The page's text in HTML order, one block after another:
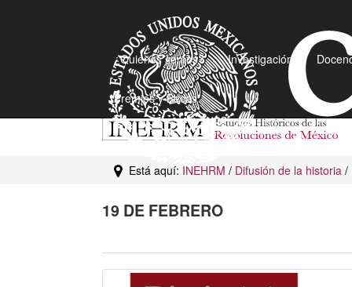
¿Quiénes somos? Investigación
Premios y Becas
Está aquí: INEHRM / Difusión de la historia /
19 DE FEBRERO